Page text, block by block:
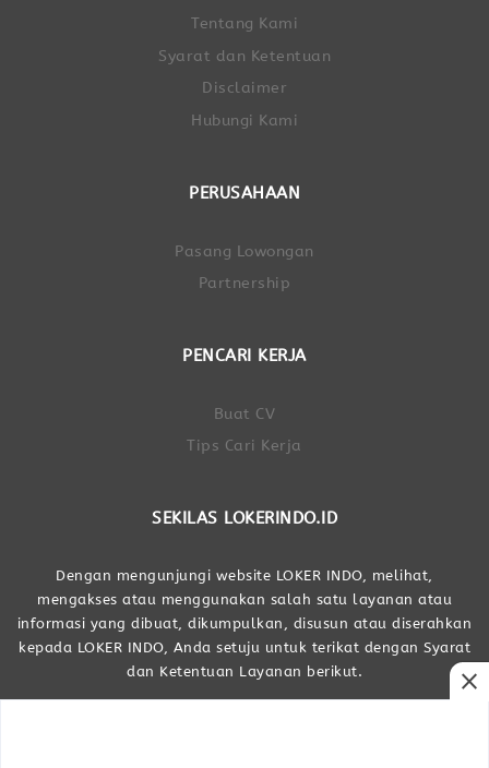
Tentang Kami
Syarat dan Ketentuan
Disclaimer
Hubungi Kami
PERUSAHAAN
Pasang Lowongan
Partnership
PENCARI KERJA
Buat CV
Tips Cari Kerja
SEKILAS LOKERINDO.ID
Dengan mengunjungi website LOKER INDO, melihat,
mengakses atau menggunakan salah satu layanan atau
informasi yang dibuat, dikumpulkan, disusun atau diserahkan
kepada LOKER INDO, Anda setuju untuk terikat dengan Syarat
dan Ketentuan Layanan berikut.
close